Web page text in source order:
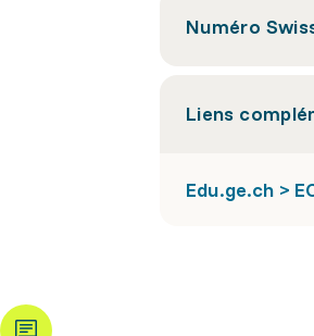
Numéro
Liens
Edu.ge.ch >